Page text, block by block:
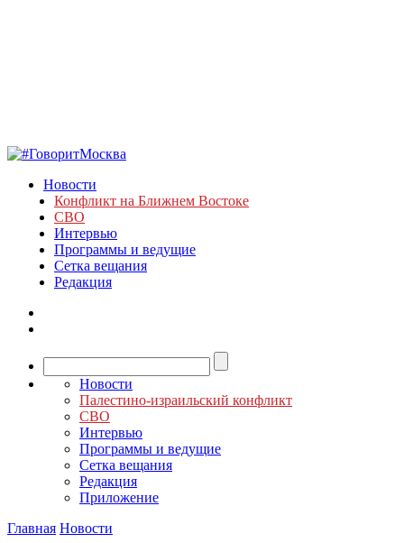
Новости
Конфликт на Ближнем Востоке
СВО
Интервью
Программы и ведущие
Сетка вещания
Редакция
Новости
Палестино-израильский конфликт
СВО
Интервью
Программы и ведущие
Сетка вещания
Редакция
Приложение
Главная Новости